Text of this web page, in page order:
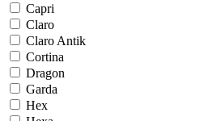
Capri
Claro
Claro Antik
Cortina
Dragon
Garda
Hex